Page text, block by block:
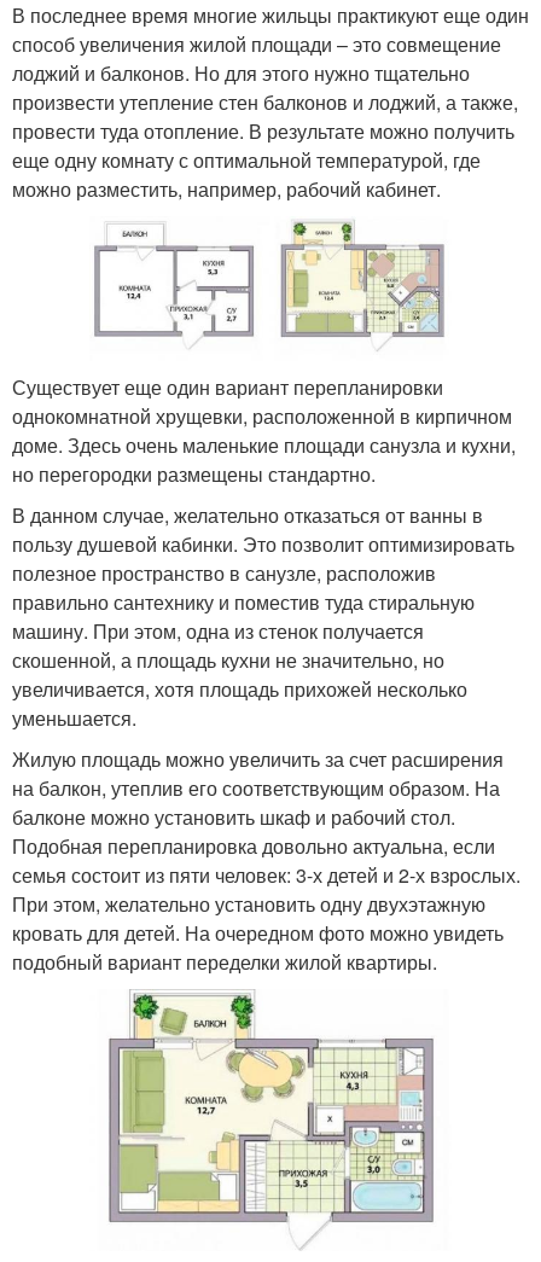
В последнее время многие жильцы практикуют еще один
способ увеличения жилой площади – это совмещение
лоджий и балконов. Но для этого нужно тщательно
произвести утепление стен балконов и лоджий, а также,
провести туда отопление. В результате можно получить
еще одну комнату с оптимальной температурой, где
можно разместить, например, рабочий кабинет.
Существует еще один вариант перепланировки
однокомнатной хрущевки, расположенной в кирпичном
доме. Здесь очень маленькие площади санузла и кухни,
но перегородки размещены стандартно.
В данном случае, желательно отказаться от ванны в
пользу душевой кабинки. Это позволит оптимизировать
полезное пространство в санузле, расположив
правильно сантехнику и поместив туда стиральную
машину. При этом, одна из стенок получается
скошенной, а площадь кухни не значительно, но
увеличивается, хотя площадь прихожей несколько
уменьшается.
Жилую площадь можно увеличить за счет расширения
на балкон, утеплив его соответствующим образом. На
балконе можно установить шкаф и рабочий стол.
Подобная перепланировка довольно актуальна, если
семья состоит из пяти человек: 3-х детей и 2-х взрослых.
При этом, желательно установить одну двухэтажную
кровать для детей. На очередном фото можно увидеть
подобный вариант переделки жилой квартиры.